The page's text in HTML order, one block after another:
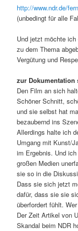
http://www.ndr.de/
(unbedingt für alle
Und jetzt möchte
zu dem Thema
Vergütung und
zur Dokumentation
Den Film an sich
Schöner Schnitt,
und sie selbst hat
bezaubernd ins
Allerdings halte ich
Umgang mit Kunst/
im Ergebnis. Und
großen Medien
sie so in die
Dass sie sich jetzt
dafür, dass sie sie
überfordert fühlt.
Der Zeit Artikel von
Skandal beim NDR